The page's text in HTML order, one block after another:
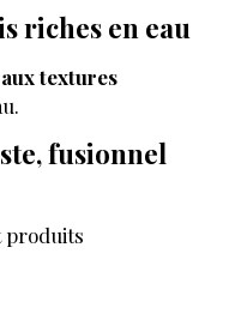
riches en eau
textures
fusionnel
produits